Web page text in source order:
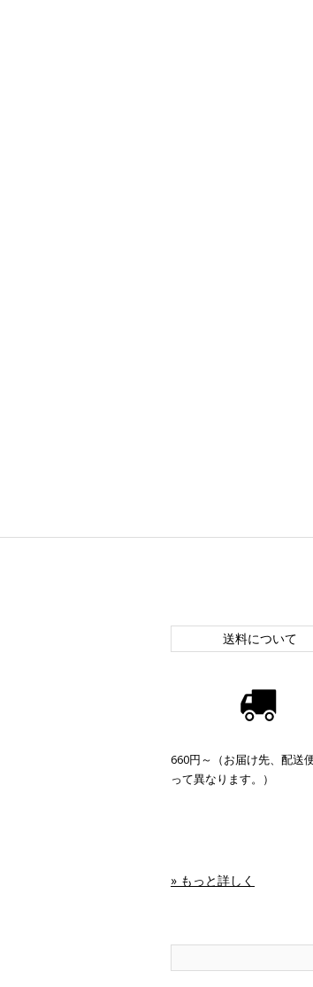
送料について
660円～（お届け先、配送
って異なります。）
» もっと詳しく